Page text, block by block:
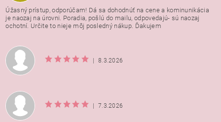
Úžasný prístup, odporúčam! Dá sa dohodnúť na cene a kominunikácia
je naozaj na úrovni. Poradia, pošlú do mailu, odpovedajú- sú naozaj
ochotní. Určite to nieje môj posledný nákup. Ďakujem
| 8.3.2026
| 7.3.2026